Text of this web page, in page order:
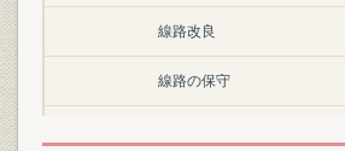
線路改良
線路の保守